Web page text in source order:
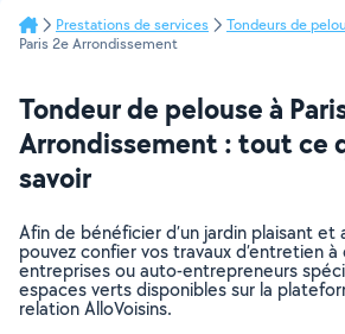
Prestations de services Tondeurs de
Paris 2e Arrondissement
Tondeur de pelouse à
Arrondissement : tout ce
savoir
Afin de bénéficier d’un jardin plaisant et
pouvez confier vos travaux d’entretien
entreprises ou auto-entrepreneurs
espaces verts disponibles sur la
relation AlloVoisins.